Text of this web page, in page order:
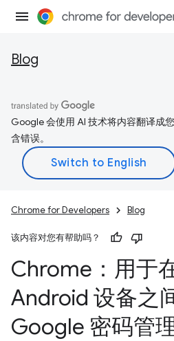
Blog
Google 会使用 AI 技术将内容翻译成
含错误。
Chrome for Developers Blog
该内容对您有帮助吗？
Chrome：用于
Android 设备之
Google 密码管